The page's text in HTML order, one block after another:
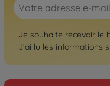
Je souhaite recevoir le
J'ai lu les informations